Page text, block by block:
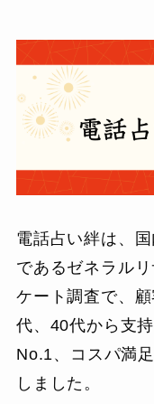
電話占い絆は、
であるゼネラル
ケート調査で、
代、40代から支
No.1、コスパ満
しました。